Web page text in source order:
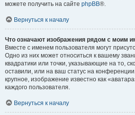
можете получить на сайте phpBB®.
Вернуться к началу
Что означают изображения рядом с моим
Вместе с именем пользователя могут
Одно из них может относиться к вашему
квадратики или точки, указывающие на то,
оставили, или на ваш статус на
крупное, изображение известно как
каждого пользователя.
Вернуться к началу